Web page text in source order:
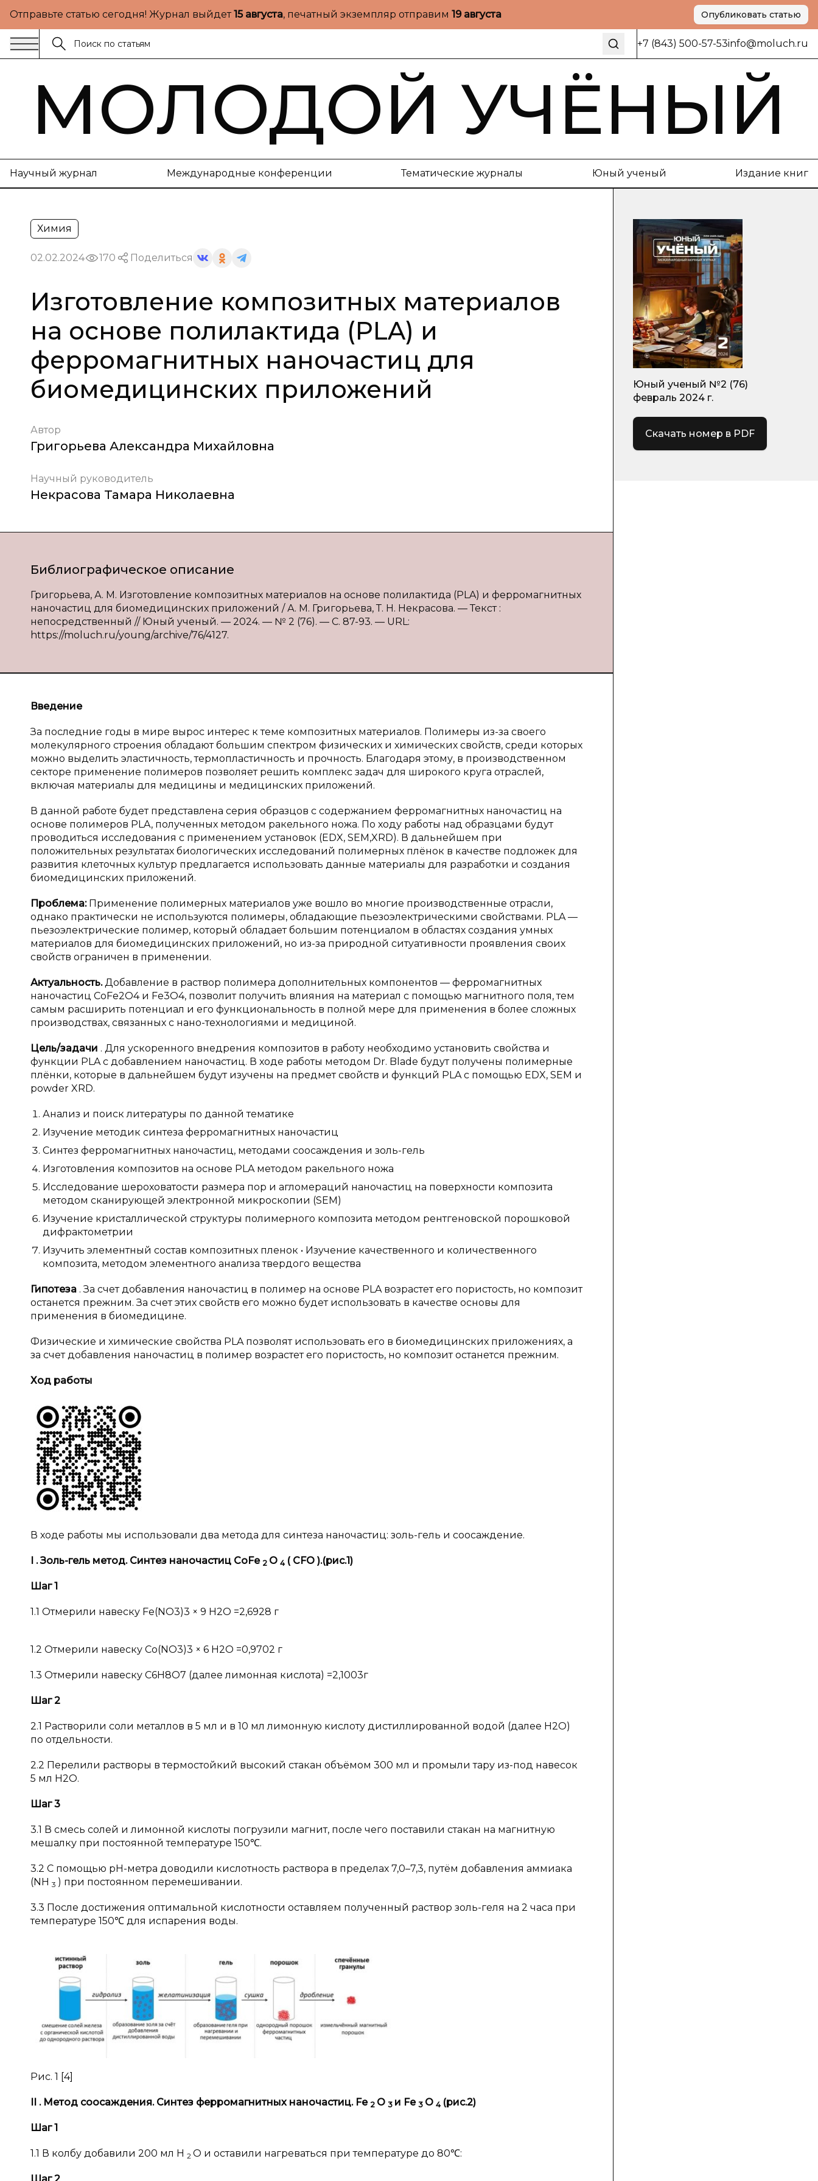
Отправьте статью сегодня! Журнал выйдет15 августа, печатный экземпляр отправим 19 августа Опубликовать статью
+7 (843) 500-57-53info@moluch.ru
МОЛОДОЙ УЧЁНЫЙ
Научный журнал Международные конференции Тематические журналы Юный ученый Издание книг
Химия
02.02.2024 170 Поделиться
Изготовление композитных материалов
на основе полилактида (PLA) и
ферромагнитных наночастиц для
биомедицинских приложений
Автор
Григорьева Александра Михайловна
Научный руководитель
Некрасова Тамара Николаевна
Библиографическое описание
Григорьева, А. М. Изготовление композитных материалов на основе полилактида (PLA) и ферромагнитных
наночастиц для биомедицинских приложений / А. М. Григорьева, Т. Н. Некрасова. — Текст :
непосредственный // Юный ученый. — 2024. — № 2 (76). — С. 87-93. — URL:
https://moluch.ru/young/archive/76/4127.
Введение
За последние годы в мире вырос интерес к теме композитных материалов. Полимеры из-за своего
молекулярного строения обладают большим спектром физических и химических свойств, среди которых
можно выделить эластичность, термопластичность и прочность. Благодаря этому, в производственном
секторе применение полимеров позволяет решить комплекс задач для широкого круга отраслей,
включая материалы для медицины и медицинских приложений.
В данной работе будет представлена серия образцов с содержанием ферромагнитных наночастиц на
основе полимеров PLA, полученных методом ракельного ножа. По ходу работы над образцами будут
проводиться исследования с применением установок (EDX, SEM,XRD). В дальнейшем при
положительных результатах биологических исследований полимерных плёнок в качестве подложек для
развития клеточных культур предлагается использовать данные материалы для разработки и создания
биомедицинских приложений.
Проблема: Применение полимерных материалов уже вошло во многие производственные отрасли,
однако практически не используются полимеры, обладающие пьезоэлектрическими свойствами. PLA —
пьезоэлектрические полимер, который обладает большим потенциалом в областях создания умных
материалов для биомедицинских приложений, но из-за природной ситуативности проявления своих
свойств ограничен в применении.
Актуальность.Добавление в раствор полимера дополнительных компонентов — ферромагнитных
наночастиц CoFe2O4 и Fe3O4, позволит получить влияния на материал с помощью магнитного поля, тем
самым расширить потенциал и его функциональность в полной мере для применения в более сложных
производствах, связанных с нано-технологиями и медициной.
Цель/задачи . Для ускоренного внедрения композитов в работу необходимо установить свойства и
функции PLA с добавлением наночастиц. В ходе работы методом Dr. Blade будут получены полимерные
плёнки, которые в дальнейшем будут изучены на предмет свойств и функций PLA с помощью EDX, SEM и
powder XRD.
Анализ и поиск литературы по данной тематике
Изучение методик синтеза ферромагнитных наночастиц
Синтез ферромагнитных наночастиц, методами соосаждения и золь-гель
Изготовления композитов на основе PLA методом ракельного ножа
Исследование шероховатости размера пор и агломераций наночастиц на поверхности композита
методом сканирующей электронной микроскопии (SEM)
Изучение кристаллической структуры полимерного композита методом рентгеновской порошковой
дифрактометрии
Изучить элементный состав композитных пленок • Изучение качественного и количественного
композита, методом элементного анализа твердого вещества
Гипотеза . За счет добавления наночастиц в полимер на основе PLA возрастет его пористость, но композит
останется прежним. За счет этих свойств его можно будет использовать в качестве основы для
применения в биомедицине.
Физические и химические свойства PLA позволят использовать его в биомедицинских приложениях, а
за счет добавления наночастиц в полимер возрастет его пористость, но композит останется прежним.
Ход работы
В ходе работы мы использовали два метода для синтеза наночастиц: золь-гель и соосаждение.
I . Золь-гель метод. Синтез наночастиц CoFe 2 O 4 ( CFO ).(рис.1)
Шаг 1
1.1 Отмерили навеску Fe(NO3)3 × 9 H2O =2,6928 г
1.2 Отмерили навеску Co(NO3)3 × 6 H2O =0,9702 г
1.3 Отмерили навеску C6H8O7 (далее лимонная кислота) =2,1003г
Шаг 2
2.1 Растворили соли металлов в 5 мл и в 10 мл лимонную кислоту дистиллированной водой (далее H2O)
по отдельности.
2.2 Перелили растворы в термостойкий высокий стакан объёмом 300 мл и промыли тару из-под навесок
5 мл H2O.
Шаг 3
3.1 В смесь солей и лимонной кислоты погрузили магнит, после чего поставили стакан на магнитную
мешалку при постоянной температуре 150℃.
3.2 С помощью pH-метра доводили кислотность раствора в пределах 7,0–7,3, путём добавления аммиака
(NH 3 ) при постоянном перемешивании.
3.3 После достижения оптимальной кислотности оставляем полученный раствор золь-геля на 2 часа при
температуре 150℃ для испарения воды.
Рис. 1 [4]
. Метод соосаждения. Синтез ферромагнитных наночастиц. Fe 2 O 3 и Fe 3 O 4 (рис.2)
Шаг 1
1.1 В колбу добавили 200 мл H 2 O и оставили нагреваться при температуре до 80℃:
Юный ученый №2 (76)
февраль 2024 г.
Скачать номер в PDF